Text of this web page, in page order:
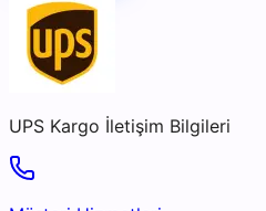
UPS Kargo İletişim Bilgileri